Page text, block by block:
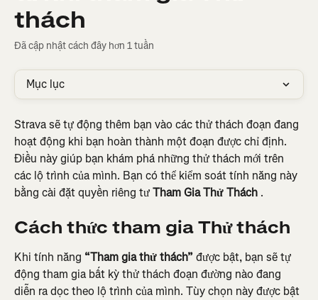
thách
Đã cập nhật cách đây hơn 1 tuần
Mục lục
Strava sẽ tự động thêm bạn vào các thử thách đoạn đang
hoạt động khi bạn hoàn thành một đoạn được chỉ định.
Điều này giúp bạn khám phá những thử thách mới trên
các lộ trình của mình. Bạn có thể kiểm soát tính năng này
bằng cài đặt quyền riêng tư Tham Gia Thử Thách .
Cách thức tham gia Thử thách
Khi tính năng “Tham gia thử thách” được bật, bạn sẽ tự
động tham gia bất kỳ thử thách đoạn đường nào đang
diễn ra dọc theo lộ trình của mình. Tùy chọn này được bật